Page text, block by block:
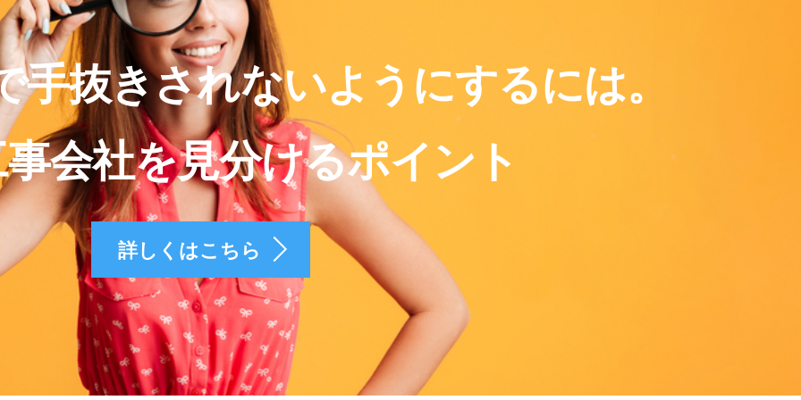
手抜きされないようにするには。
会社を見分けるポイント
詳しくはこちら